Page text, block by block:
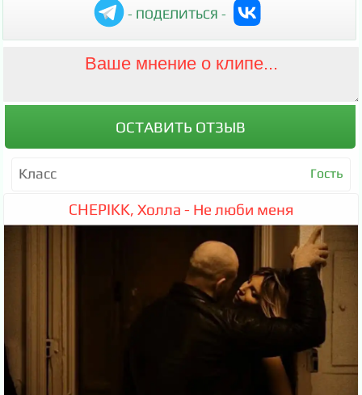
- ПОДЕЛИТЬСЯ -
Класс Гость
CHEPIKK, Холла - Не люби меня